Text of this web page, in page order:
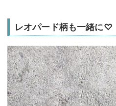
レオパード柄も一緒に♡